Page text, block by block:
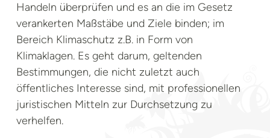
Handeln überprüfen und es an die im Gesetz
verankerten Maßstäbe und Ziele binden; im
Bereich Klimaschutz z.B. in Form von
Klimaklagen. Es geht darum, geltenden
Bestimmungen, die nicht zuletzt auch
öffentliches Interesse sind, mit professionellen
juristischen Mitteln zur Durchsetzung zu
verhelfen.